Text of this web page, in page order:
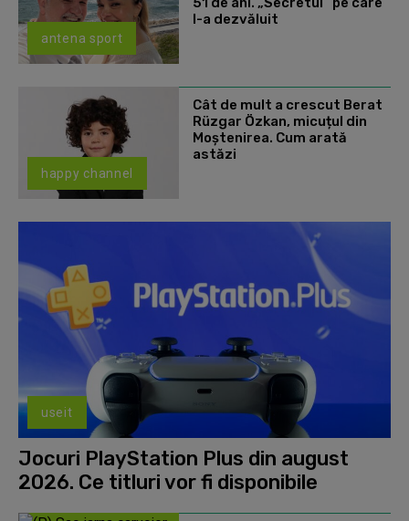
antena sport
l-a dezvăluit
happy channel
Cât de mult a crescut Berat
Rüzgar Özkan, micuțul din
Moștenirea. Cum arată
astăzi
useit
Jocuri PlayStation Plus din august
2026. Ce titluri vor fi disponibile